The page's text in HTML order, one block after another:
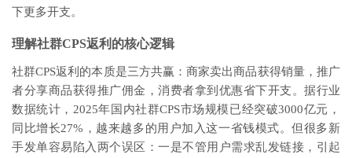
下更多开支。
理解社群CPS返利的核心逻辑
社群CPS返利的本质是三方共赢：商家卖出商品获得销量，推广
者分享商品获得推广佣金，消费者拿到优惠省下开支。据行业
数据统计，2025年国内社群CPS市场规模已经突破3000亿元，
同比增长27%，越来越多的用户加入这一省钱模式。但很多新
手发单容易陷入两个误区：一是不管用户需求乱发链接，引起